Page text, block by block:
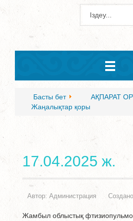
Басты бет
АҚПАРАТ
Жаңалықтар қоры
17.04.2025 ж.
Автор: Администрация
Жамбыл облыстық